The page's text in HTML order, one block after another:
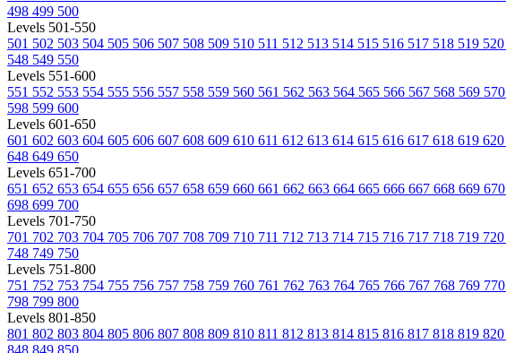
498 499 500
Levels 501-550
501 502 503 504 505 506 507 508 509 510 511 512 513 514 515 516 517 518 519 520
548 549 550
Levels 551-600
551 552 553 554 555 556 557 558 559 560 561 562 563 564 565 566 567 568 569 570
598 599 600
Levels 601-650
601 602 603 604 605 606 607 608 609 610 611 612 613 614 615 616 617 618 619 620
648 649 650
Levels 651-700
651 652 653 654 655 656 657 658 659 660 661 662 663 664 665 666 667 668 669 670
698 699 700
Levels 701-750
701 702 703 704 705 706 707 708 709 710 711 712 713 714 715 716 717 718 719 720
748 749 750
Levels 751-800
751 752 753 754 755 756 757 758 759 760 761 762 763 764 765 766 767 768 769 770
798 799 800
Levels 801-850
801 802 803 804 805 806 807 808 809 810 811 812 813 814 815 816 817 818 819 820
848 849 850